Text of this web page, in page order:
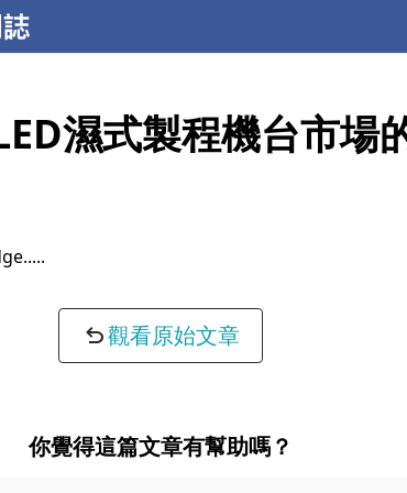
濕式製程機台市場
觀看原始文章
你覺得這篇文章有幫助嗎？